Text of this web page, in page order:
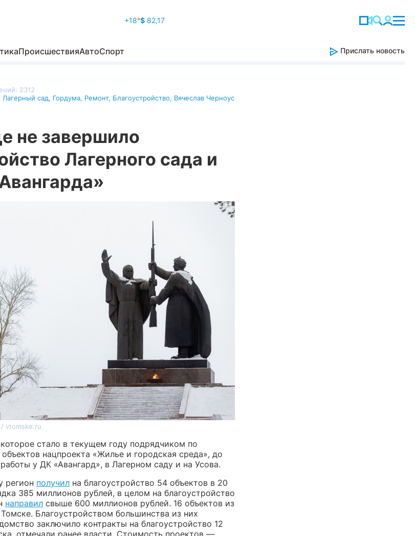
+18°$82,17
ПроисшествияАвтоСпорт Прислать новость
2312
Лагерный сад, Гордума, Ремонт, Благоустройство, Вячеслав Черноус
не завершило
Лагерного сада и
vtomske.ru
стало в текущем году подрядчиком по
нацпроекта «Жилье и городская среда», до
у ДК «Авангард», в Лагерном саду и на Усова.
регион получил на благоустройство 54 объектов в 20
385 миллионов рублей, в целом на благоустройство
направил свыше 600 миллионов рублей. 16 объектов из
Благоустройством большинства из них
заключило контракты на благоустройство 12
отмечали ранее власти. Стоимость проектов —